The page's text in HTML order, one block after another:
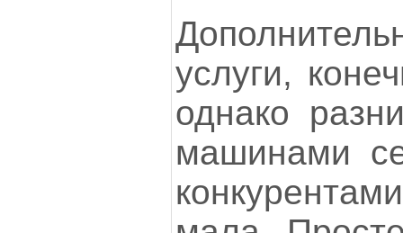
услуги,
однако
машинами